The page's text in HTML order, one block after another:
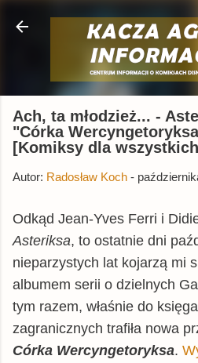
Przejdź do
Ach, ta młodzież... -
"Córka
[Komiksy dla
Autor: Radosław Koch -
Odkąd Jean-Yves Ferri i
Asteriksa, to ostatnie dni
nieparzystych lat kojarzą mi
albumem serii o dzielnych
tym razem, właśnie do
zagranicznych trafiła nowa
Córka Wercyngetoryksa.